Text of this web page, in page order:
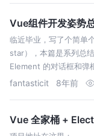
Vue组件开发姿势
临近毕业，写了个简单
star），本篇是系列总
Element 的对话框和弹
会发现src/
fantasticit 8年前
Vue 全家桶 +